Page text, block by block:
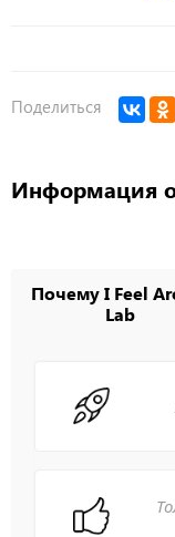
Поделиться
Информация
Почему I Feel
Lab